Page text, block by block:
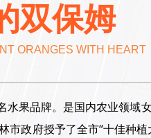
果品牌。是国内农业领域
政府授予了全市“十佳种
双保姆
ORANGES WITH HEART